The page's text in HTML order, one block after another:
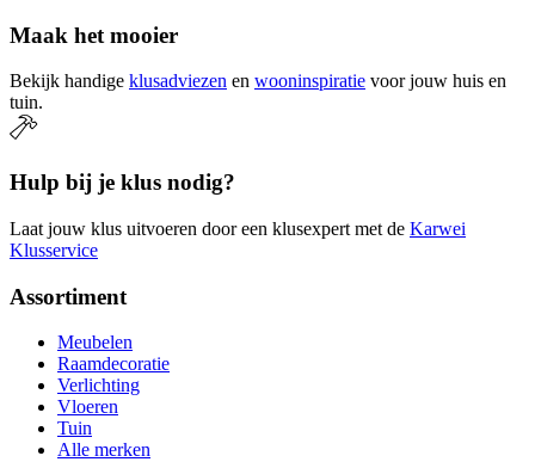
Maak het mooier
Bekijk handige klusadviezen en wooninspiratie voor jouw huis en
tuin.
Hulp bij je klus nodig?
Laat jouw klus uitvoeren door een klusexpert met de Karwei
Klusservice
Assortiment
Meubelen
Raamdecoratie
Verlichting
Vloeren
Tuin
Alle merken